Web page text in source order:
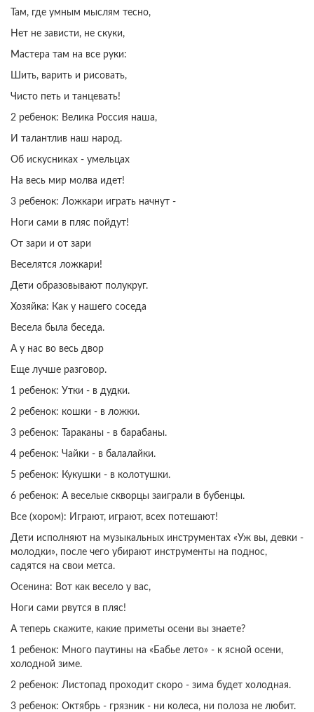
Там, где умным мыслям тесно,
Нет не зависти, не скуки,
Мастера там на все руки:
Шить, варить и рисовать,
Чисто петь и танцевать!
2 ребенок: Велика Россия наша,
И талантлив наш народ.
Об искусниках - умельцах
На весь мир молва идет!
3 ребенок: Ложкари играть начнут -
Ноги сами в пляс пойдут!
От зари и от зари
Веселятся ложкари!
Дети образовывают полукруг.
Хозяйка: Как у нашего соседа
Весела была беседа.
А у нас во весь двор
Еще лучше разговор.
1 ребенок: Утки - в дудки.
2 ребенок: кошки - в ложки.
3 ребенок: Тараканы - в барабаны.
4 ребенок: Чайки - в балалайки.
5 ребенок: Кукушки - в колотушки.
6 ребенок: А веселые скворцы заиграли в бубенцы.
Все (хором): Играют, играют, всех потешают!
Дети исполняют на музыкальных инструментах «Уж вы, девки -
молодки», после чего убирают инструменты на поднос,
садятся на свои метса.
Осенина: Вот как весело у вас,
Ноги сами рвутся в пляс!
А теперь скажите, какие приметы осени вы знаете?
1 ребенок: Много паутины на «Бабье лето» - к ясной осени,
холодной зиме.
2 ребенок: Листопад проходит скоро - зима будет холодная.
3 ребенок: Октябрь - грязник - ни колеса, ни полоза не любит.